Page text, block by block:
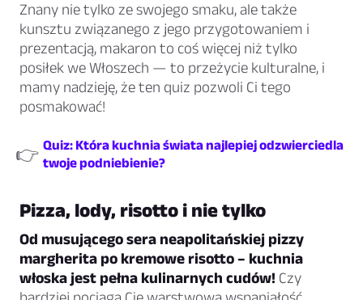
Znany nie tylko ze swojego smaku, ale także
kunsztu związanego z jego przygotowaniem i
prezentacją, makaron to coś więcej niż tylko
posiłek we Włoszech — to przeżycie kulturalne, i
mamy nadzieję, że ten quiz pozwoli Ci tego
posmakować!
👉 Quiz: Która kuchnia świata najlepiej odzwierciedla
twoje podniebienie?
Pizza, lody, risotto i nie tylko
Od musującego sera neapolitańskiej pizzy
margherita po kremowe risotto – kuchnia
włoska jest pełna kulinarnych cudów! Czy